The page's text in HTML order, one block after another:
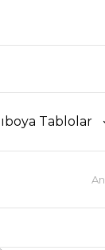
Tablolar